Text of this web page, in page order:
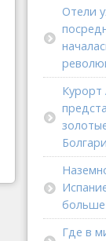
Отели
Курорт
больше
Где в